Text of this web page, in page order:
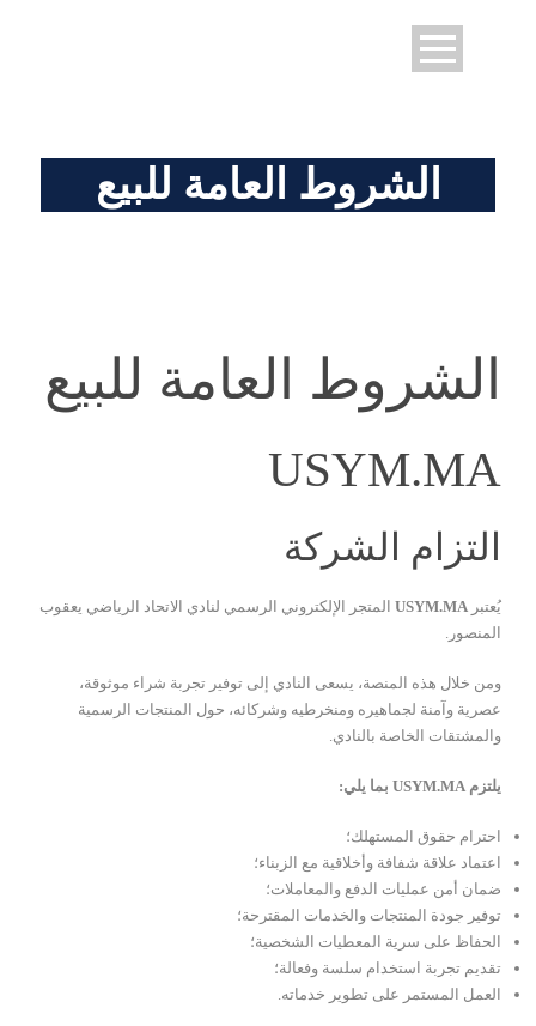
الشروط العامة للبيع
الشروط العامة للبيع
USYM.MA
التزام الشركة
يُعتبر USYM.MA المتجر الإلكتروني الرسمي لنادي الاتحاد الرياضي يعقوب
المنصور.
ومن خلال هذه المنصة، يسعى النادي إلى توفير تجربة شراء موثوقة،
عصرية وآمنة لجماهيره ومنخرطيه وشركائه، حول المنتجات الرسمية
والمشتقات الخاصة بالنادي.
يلتزم USYM.MA بما يلي:
احترام حقوق المستهلك؛
اعتماد علاقة شفافة وأخلاقية مع الزبناء؛
ضمان أمن عمليات الدفع والمعاملات؛
توفير جودة المنتجات والخدمات المقترحة؛
الحفاظ على سرية المعطيات الشخصية؛
تقديم تجربة استخدام سلسة وفعالة؛
العمل المستمر على تطوير خدماته.